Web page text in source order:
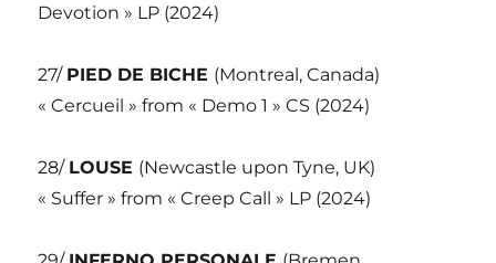
Devotion » LP (2024)
27/ PIED DE BICHE (Montreal, Canada)
« Cercueil » from « Demo 1 » CS (2024)
28/ LOUSE (Newcastle upon Tyne, UK)
« Suffer » from « Creep Call » LP (2024)